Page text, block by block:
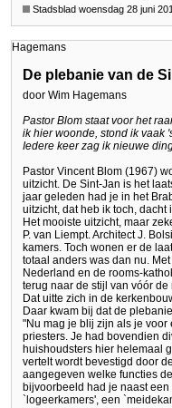
Stadsblad woensdag 28 juni
Hagemans
De plebanie van de
door Wim Hagemans
Pastor Blom staat voor het
ik hier woonde, stond ik vaak
Iedere keer zag ik nieuwe
Pastor Vincent Blom (1967)
uitzicht. De Sint-Jan is het
jaar geleden had je in het
uitzicht, dat heb ik toch, dacht
Het mooiste uitzicht, maar
P. van Liempt. Architect J.
kamers. Toch wonen er de
totaal anders was dan nu.
Nederland en de rooms-
terug naar de stijl van vóór
Dat uitte zich in de
Daar kwam bij dat de
"Nu mag je blij zijn als je
priesters. Je had bovendien
huishoudsters hier helemaal
vertelt wordt bevestigd door
aangegeven welke functies
bijvoorbeeld had je naast
`logeerkamers', een